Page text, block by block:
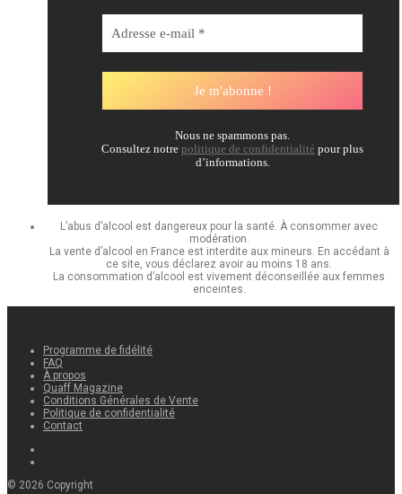
Nous ne spammons pas.
Consultez notre politique de confidentialité pour plus
d’informations.
L’abus d’alcool est dangereux pour la santé. À consommer avec
modération.
La vente d’alcool en France est interdite aux mineurs. En accédant à
ce site, vous déclarez avoir au moins 18 ans.
La consommation d’alcool est vivement déconseillée aux femmes
enceintes.
Programme de fidélité
FAQ
À propos
Quaff Magazine
Conditions Générales de Vente
Politique de confidentialité
Contact
© 2026 Copyright